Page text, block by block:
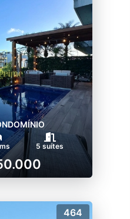
5 suítes
464